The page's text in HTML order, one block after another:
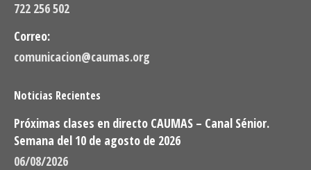
722 256 502
Correo:
comunicacion@caumas.org
Noticias Recientes
Próximas clases en directo CAUMAS – Canal Sénior.
Semana del 10 de agosto de 2026
06/08/2026